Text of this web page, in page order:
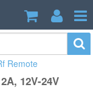
12A,
Remote
12V-24V